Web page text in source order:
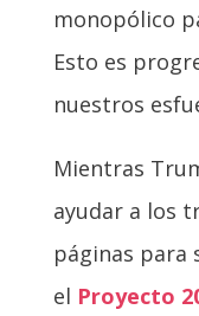
monopólico
Esto es
nuestros
Mientras
ayudar a los
páginas para
el Proyecto